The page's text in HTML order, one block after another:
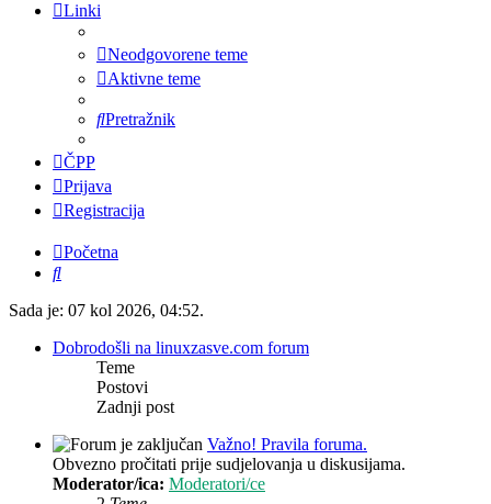
Linki
Neodgovorene teme
Aktivne teme
Pretražnik
ČPP
Prijava
Registracija
Početna
Pretražnik
Sada je: 07 kol 2026, 04:52.
Dobrodošli na linuxzasve.com forum
Teme
Postovi
Zadnji post
Važno! Pravila foruma.
Obvezno pročitati prije sudjelovanja u diskusijama.
Moderator/ica: Moderatori/ce